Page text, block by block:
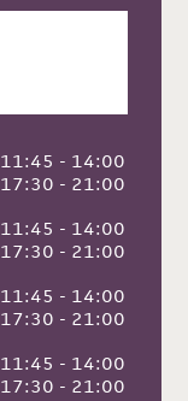
11:45 - 14:00
17:30 - 21:00
11:45 - 14:00
17:30 - 21:00
11:45 - 14:00
17:30 - 21:00
11:45 - 14:00
17:30 - 21:00